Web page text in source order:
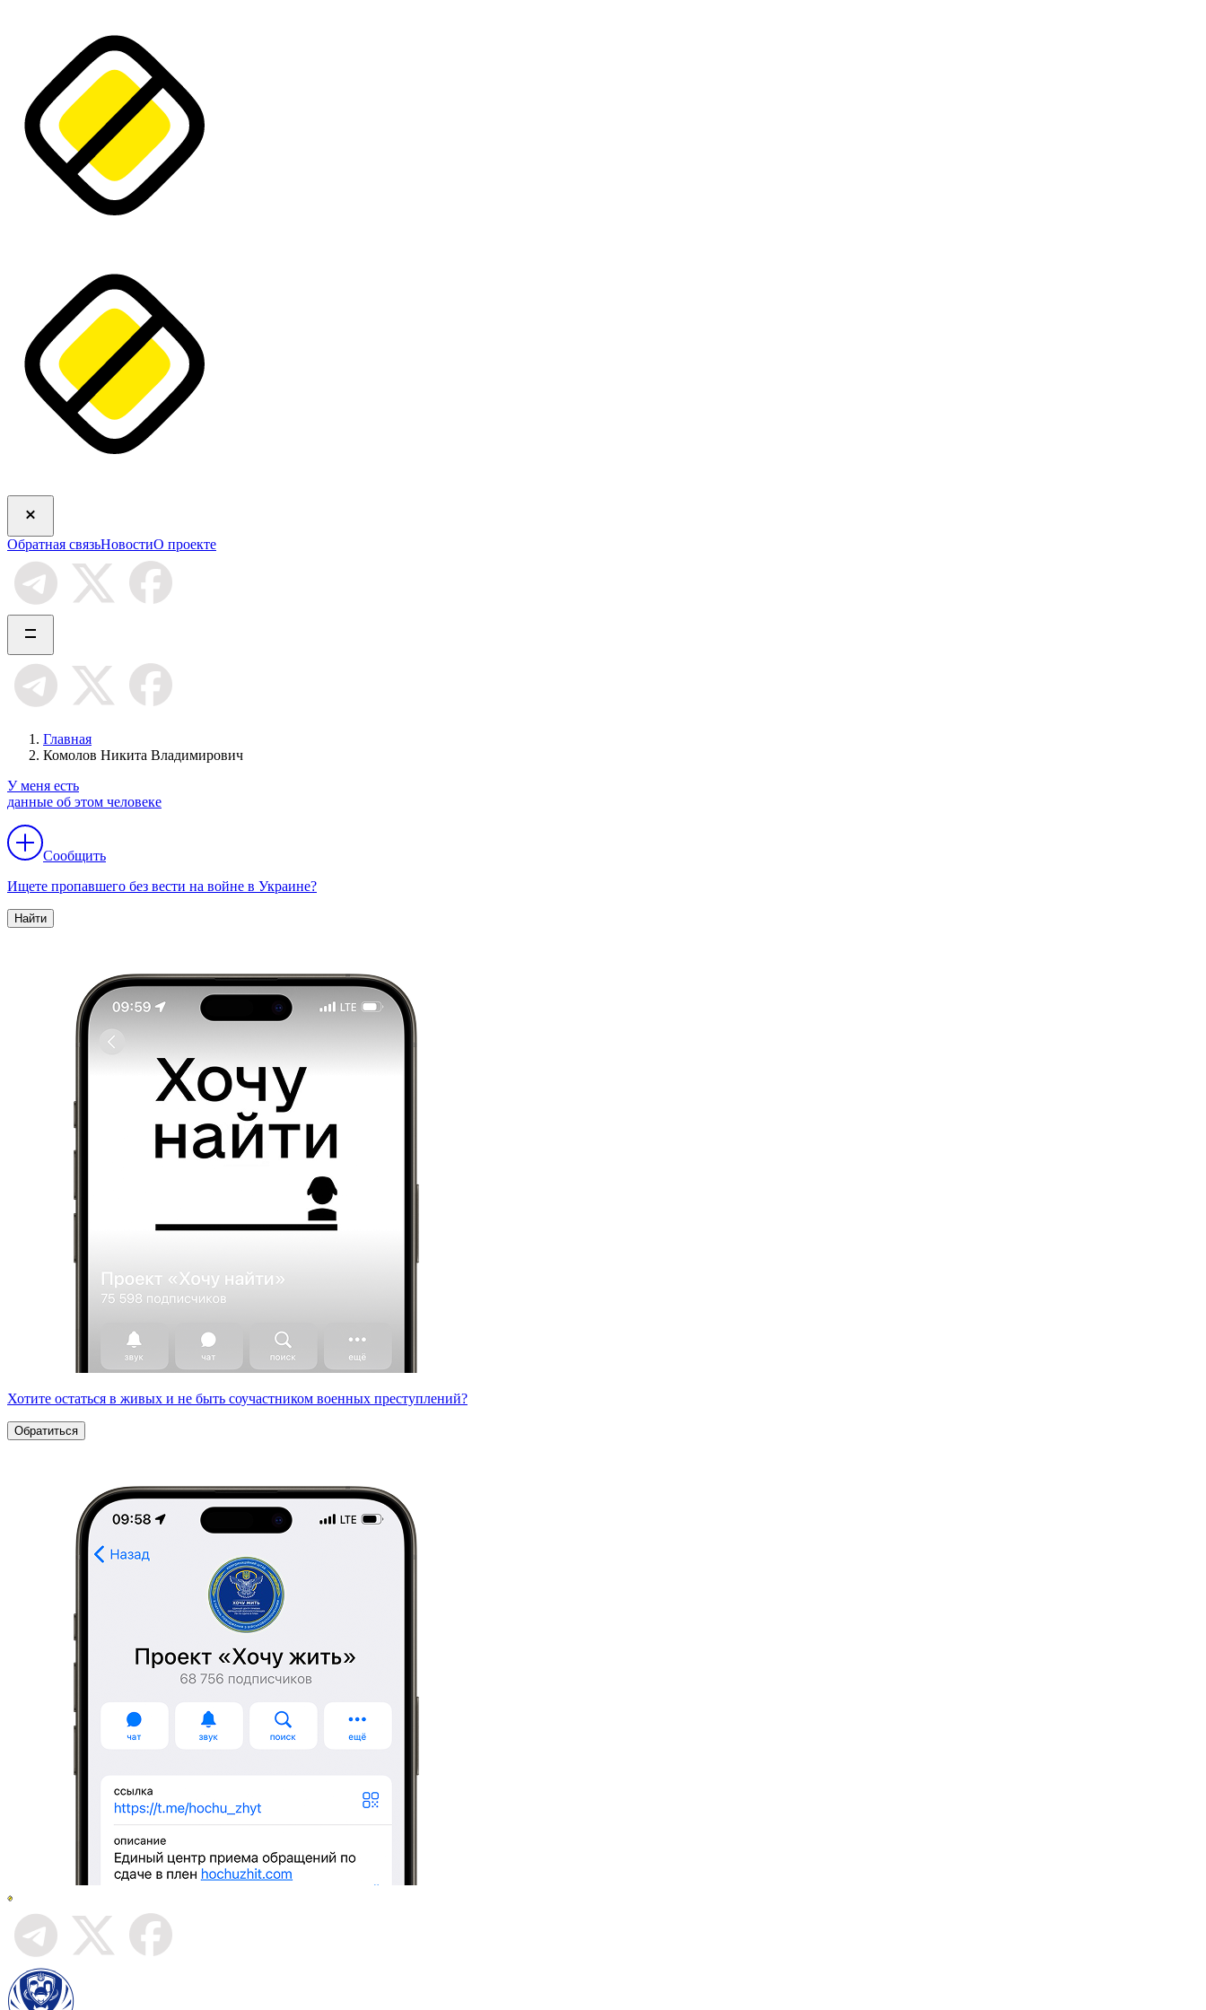
Обратная связьНовостиО проекте
Главная
Комолов Никита Владимирович
У меня есть
данные об этом человеке
Сообщить
Ищете пропавшего без вести на войне в Украине?
Найти
Хотите остаться в живых и не быть соучастником военных преступлений?
Обратиться